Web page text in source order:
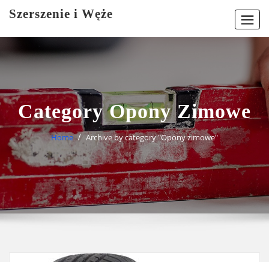
Szerszenie i Węże
Category Opony Zimowe
Home Archive by category "Opony zimowe"